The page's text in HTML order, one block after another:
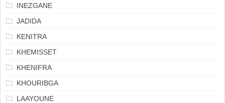
INEZGANE
JADIDA
KENITRA
KHEMISSET
KHENIFRA
KHOURIBGA
LAAYOUNE